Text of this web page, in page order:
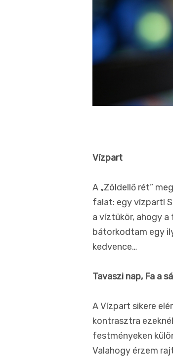
Vízpart
A „Zöldellő rét”
falat: egy vízpart!
a víztükör, ahogy
bátorkodtam egy
kedvence…
Tavaszi nap, Fa a
A Vízpart sikere
kontrasztra
festményeken
Valahogy érzem